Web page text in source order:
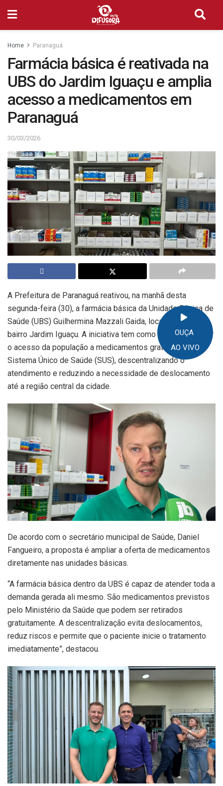
OUÇA
AO VIVO
Home Paranaguá
Farmácia básica é reativada na
UBS do Jardim Iguaçu e amplia
acesso a medicamentos em
Paranaguá
30/03/2026
A Prefeitura de Paranaguá reativou, na manhã desta
segunda-feira (30), a farmácia básica da Unidade Básica de
Saúde (UBS) Guilhermina Mazzali Gaida, localizada no
bairro Jardim Iguaçu. A iniciativa tem como objetivo facilitar
o acesso da população a medicamentos gratuitos pelo
Sistema Único de Saúde (SUS), descentralizando o
atendimento e reduzindo a necessidade de deslocamento
até a região central da cidade.
De acordo com o secretário municipal de Saúde, Daniel
Fangueiro, a proposta é ampliar a oferta de medicamentos
diretamente nas unidades básicas.
“A farmácia básica dentro da UBS é capaz de atender toda a
demanda gerada ali mesmo. São medicamentos previstos
pelo Ministério da Saúde que podem ser retirados
gratuitamente. A descentralização evita deslocamentos,
reduz riscos e permite que o paciente inicie o tratamento
imediatamente”, destacou.